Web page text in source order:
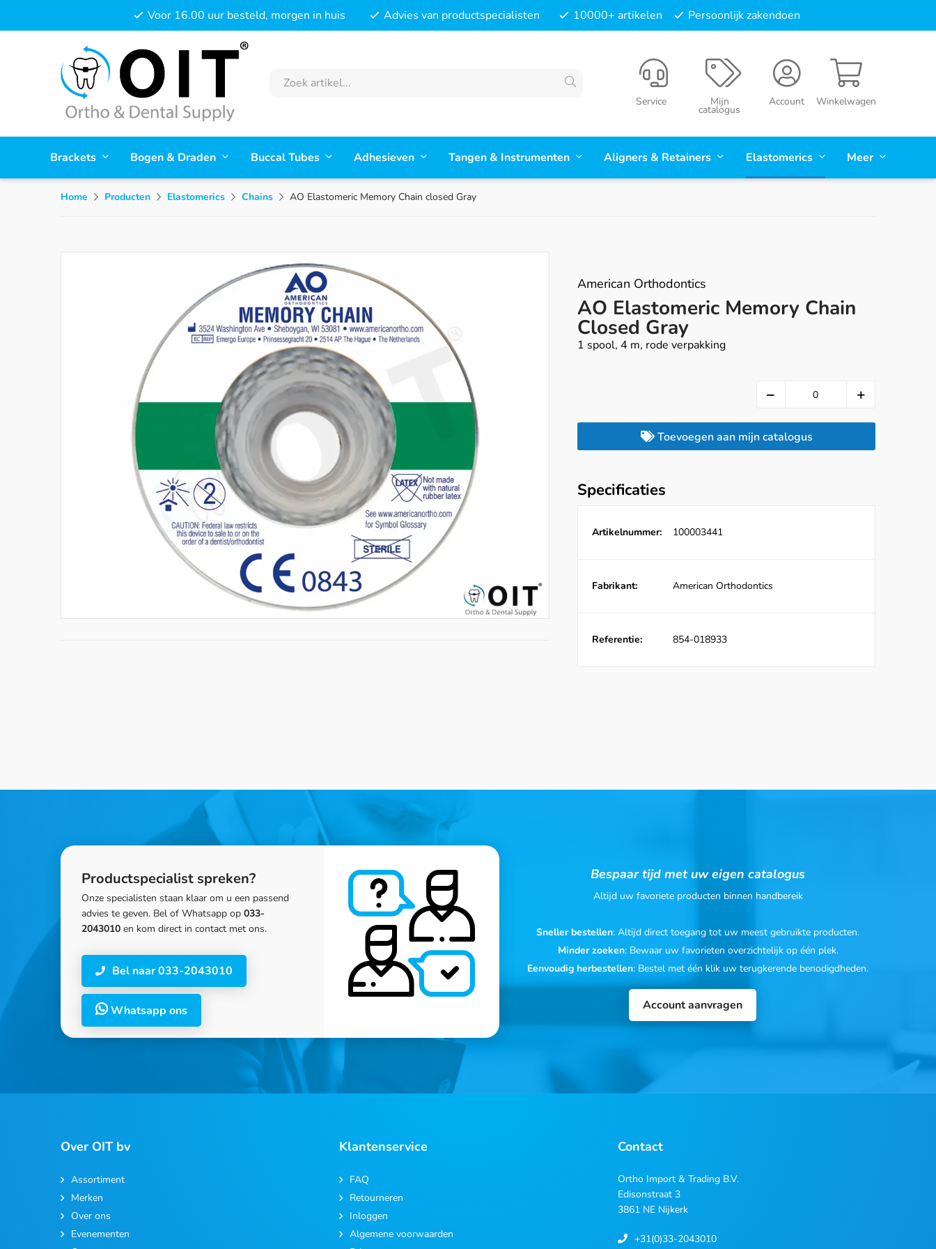
Voor 16.00 uur besteld, morgen in huis Advies van productspecialisten 10000+ artikelen Persoonlijk zakendoen
Winkelwagen
Account
Mijn
catalogus
Service
Brackets Bogen & Draden Buccal Tubes Adhesieven Tangen & Instrumenten Aligners & Retainers Elastomerics Meer
Home Producten Elastomerics Chains AO Elastomeric Memory Chain closed Gray
American Orthodontics
AO Elastomeric Memory Chain
Closed Gray
1 spool, 4 m, rode verpakking
Toevoegen aan mijn catalogus
Specificaties
Artikelnummer: 100003441
Fabrikant: American Orthodontics
Referentie: 854-018933
Productspecialist spreken?
Onze specialisten staan klaar om u een passend
advies te geven. Bel of Whatsapp op 033-
2043010 en kom direct in contact met ons.
Bel naar 033-2043010
Whatsapp ons
Bespaar tijd met uw eigen catalogus
Altijd uw favoriete producten binnen handbereik
Sneller bestellen: Altijd direct toegang tot uw meest gebruikte producten.
Minder zoeken: Bewaar uw favorieten overzichtelijk op één plek.
Eenvoudig herbestellen: Bestel met één klik uw terugkerende benodigdheden.
Account aanvragen
Over OIT bv
Assortiment
Merken
Over ons
Evenementen
Klantenservice
FAQ
Retourneren
Inloggen
Algemene voorwaarden
Contact
Ortho Import & Trading B.V.
Edisonstraat 3
3861 NE Nijkerk
+31(0)33-2043010